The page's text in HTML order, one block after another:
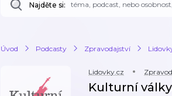
Najděte si:
Úvod Podcasty Zpravodajství
Lidovky.cz
Kulturní